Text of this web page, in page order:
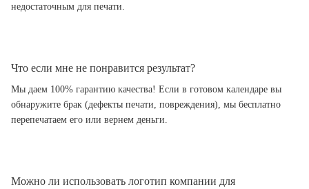
недостаточным для печати.
Что если мне не понравится результат?
Мы даем 100% гарантию качества! Если в готовом календаре вы
обнаружите брак (дефекты печати, повреждения), мы бесплатно
перепечатаем его или вернем деньги.
Можно ли использовать логотип компании для